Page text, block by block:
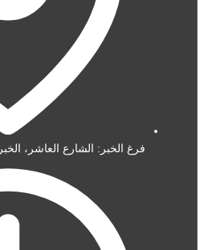
فرغ الخبر: الشارع العاشر، الخبر 34446، السعودية